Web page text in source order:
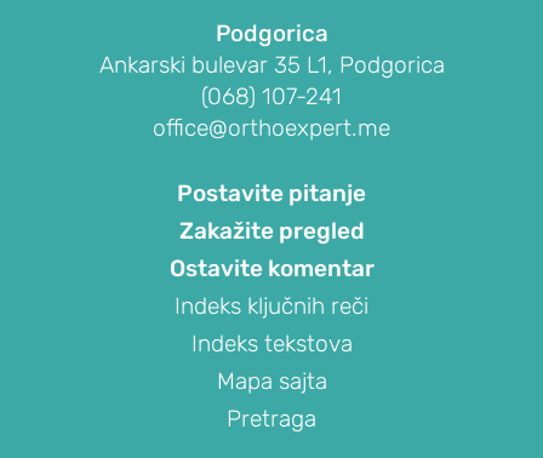
Raskid
Podgorica
Ankarski bulevar 35 L1, Podgorica
(068) 107-241
office@orthoexpert.me
Postavite pitanje
Zakažite pregled
Ostavite komentar
Indeks ključnih reči
Indeks tekstova
Mapa sajta
Pretraga